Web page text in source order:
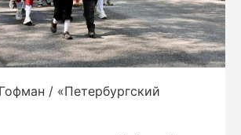
/ «Петербургский